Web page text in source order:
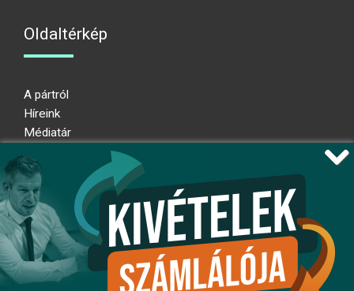
Oldaltérkép
A pártról
Híreink
Médiatár
Adatkezelési nyilatkozat
Átláthatósági nyilatkozat
Ugrás az oldal tetejére
Kövessen minket!